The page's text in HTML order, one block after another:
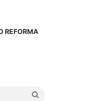
REFORMA